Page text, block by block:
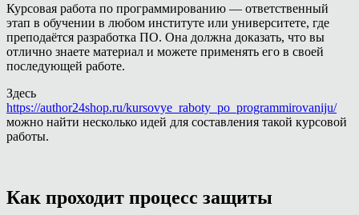
Курсовая работа по программированию — ответственный
этап в обучении в любом институте или университете, где
преподаётся разработка ПО. Она должна доказать, что вы
отлично знаете материал и можете применять его в своей
последующей работе.
Здесь
https://author24shop.ru/kursovye_raboty_po_programmirovaniju/
можно найти несколько идей для составления такой курсовой
работы.
Как проходит процесс защиты